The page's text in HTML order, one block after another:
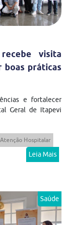
visita
boas práticas
e fortalecer
Geral de Itapevi
Atenção Hospitalar
Leia Mais
Saúde